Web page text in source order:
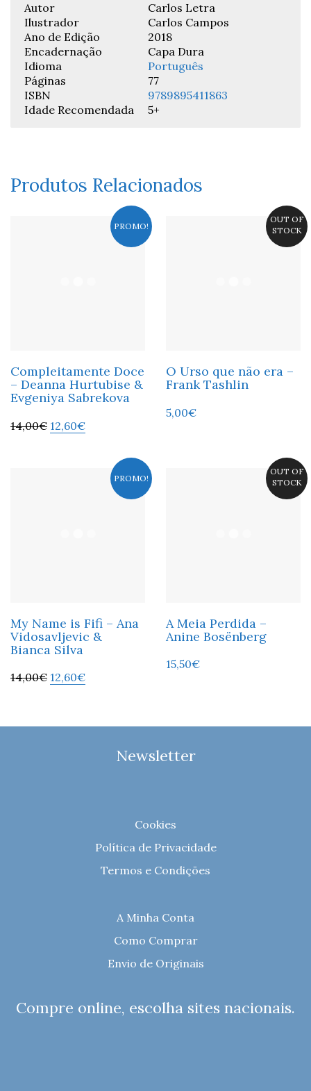
Autor
Carlos Letra
Ilustrador
Carlos Campos
Ano de Edição
2018
Encadernação
Capa Dura
Idioma
Português
Páginas
77
ISBN
9789895411863
Idade Recomendada
5+
Produtos Relacionados
PROMO!
Compleitamente Doce
– Deanna Hurtubise &
Evgeniya Sabrekova
14,00€ 12,60€
OUT OF
STOCK
O Urso que não era –
Frank Tashlin
5,00€
PROMO!
My Name is Fifi – Ana
Vidosavljevic &
Bianca Silva
14,00€ 12,60€
OUT OF
STOCK
A Meia Perdida –
Anine Bosënberg
15,50€
Newsletter
Cookies
Política de Privacidade
Termos e Condições
A Minha Conta
Como Comprar
Envio de Originais
Compre online, escolha sites nacionais.